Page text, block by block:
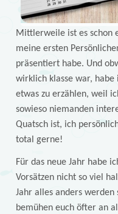
Mittlerweile ist es schon
meine ersten
präsentiert habe. Und
wirklich klasse war,
etwas zu erzählen, weil
sowieso niemanden
Quatsch ist, ich
total gerne!
Für das neue Jahr habe
Vorsätzen nicht so viel
Jahr alles anders
bemühen euch öfter an